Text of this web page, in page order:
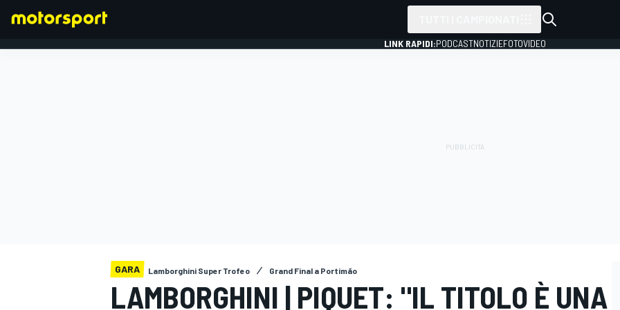
LINK RAPIDI:PODCASTNOTIZIEFOTOVIDEO
GARA Lamborghini Super Trofeo Grand Final a Portimão
LAMBORGHINI | PIQUET: "IL TITOLO È UNA